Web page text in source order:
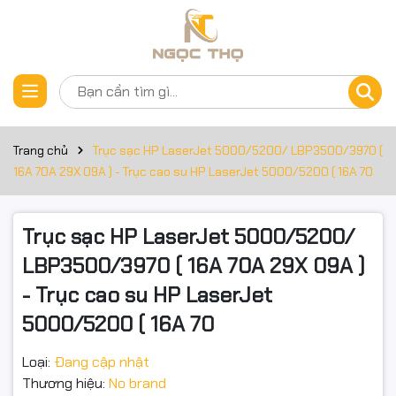
Trang chủ
Trục sạc HP LaserJet 5000/5200/ LBP3500/3970 (
16A 70A 29X 09A ) - Trục cao su HP LaserJet 5000/5200 ( 16A 70
Trục sạc HP LaserJet 5000/5200/
LBP3500/3970 ( 16A 70A 29X 09A )
- Trục cao su HP LaserJet
5000/5200 ( 16A 70
Loại: Đang cập nhật
Thương hiệu: No brand
Thông số kỹ thuật
Cartridge HP Laser Trắng Đen
C3909A Toner Cartridge
C4182X Toner Cartridge
Q7516A Toner Cartridge
Q7570A Toner Cartridge
CGR-333 Toner cartridge
Đặt trước sản phẩm